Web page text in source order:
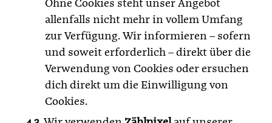
Ohne Cookies steht unser Angebot
allenfalls nicht mehr in vollem Umfang
zur Verfügung. Wir informieren – sofern
und soweit erforderlich – direkt über die
Verwendung von Cookies oder ersuchen
dich direkt um die Einwilligung von
Cookies.